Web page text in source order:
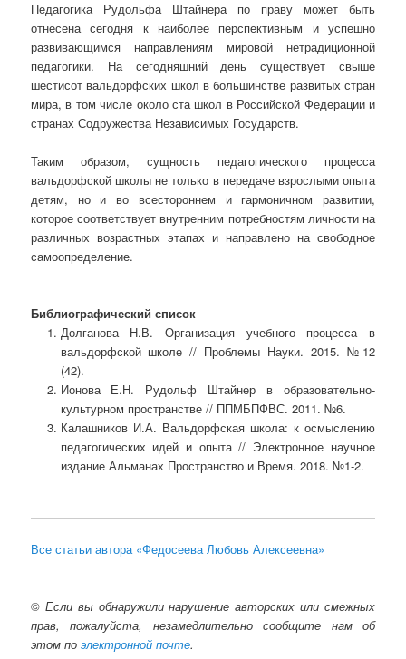
Педагогика Рудольфа Штайнера по праву может быть
отнесена сегодня к наиболее перспективным и успешно
развивающимся направлениям мировой нетрадиционной
педагогики. На сегодняшний день существует свыше
шестисот вальдорфских школ в большинстве развитых стран
мира, в том числе около ста школ в Российской Федерации и
странах Содружества Независимых Государств.
Таким образом, сущность педагогического процесса
вальдорфской школы не только в передаче взрослыми опыта
детям, но и во всестороннем и гармоничном развитии,
которое соответствует внутренним потребностям личности на
различных возрастных этапах и направлено на свободное
самоопределение.
Библиографический список
Долганова Н.В. Организация учебного процесса в
вальдорфской школе // Проблемы Науки. 2015. №12
(42).
Ионова Е.Н. Рудольф Штайнер в образовательно-
культурном пространстве // ППМБПФВС. 2011. №6.
Калашников И.А. Вальдорфская школа: к осмыслению
педагогических идей и опыта // Электронное научное
издание Альманах Пространство и Время. 2018. №1-2.
Все статьи автора «Федосеева Любовь Алексеевна»
© Если вы обнаружили нарушение авторских или смежных
прав, пожалуйста, незамедлительно сообщите нам об
этом поэлектронной почте.